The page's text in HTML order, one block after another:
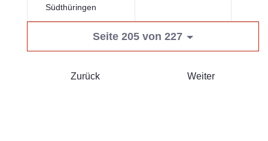
Südthüringen
Seite 205 von 227
Zurück Weiter